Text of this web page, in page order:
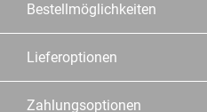
Bestellmöglichkeiten
Lieferoptionen
Zahlungsoptionen